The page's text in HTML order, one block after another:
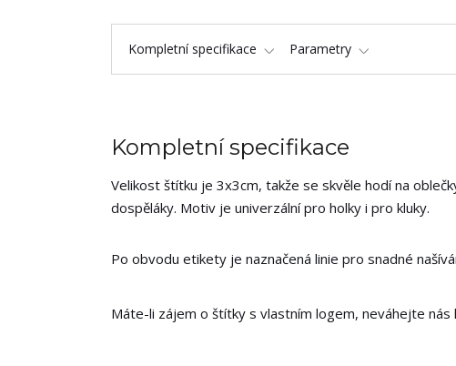
Kompletní specifikace Parametry
Kompletní specifikace
Velikost štítku je 3x3cm, takže se skvěle hodí na
dospěláky. Motiv je univerzální pro holky i pro kluky.
Po obvodu etikety je naznačená linie pro snadné
Máte-li zájem o štítky s vlastním logem, neváhejte